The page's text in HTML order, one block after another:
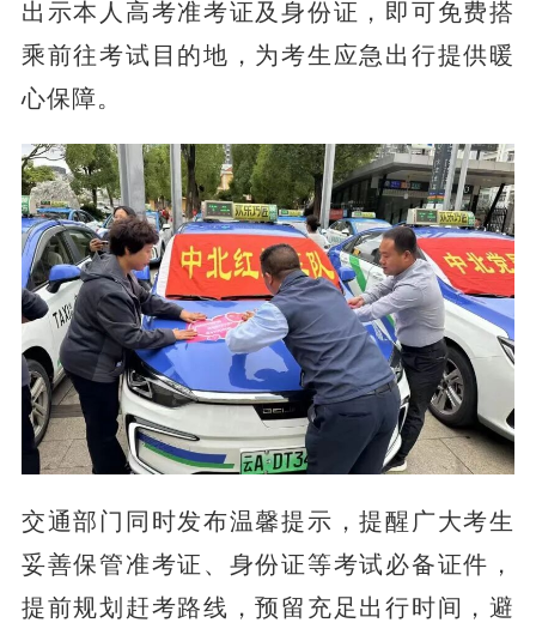
出示本人高考准考证及身份证，即可免费搭
乘前往考试目的地，为考生应急出行提供暖
心保障。
交通部门同时发布温馨提示，提醒广大考生
妥善保管准考证、身份证等考试必备证件，
提前规划赶考路线，预留充足出行时间，避